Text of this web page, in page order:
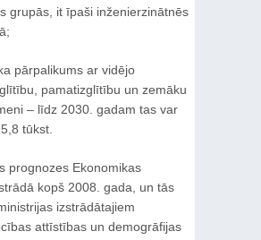
grupās, it īpaši inženierzinātnēs
pārpalikums ar vidējo
pamatizglītību un zemāku
– līdz 2030. gadam tas var
tūkst.
prognozes Ekonomikas
kopš 2008. gada, un tās
izstrādātajiem
attīstības un demogrāfijas